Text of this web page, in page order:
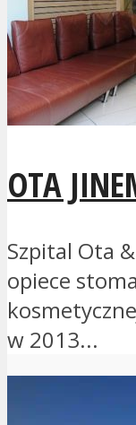
OTA
Szpital Ota
opiece
w 2013...